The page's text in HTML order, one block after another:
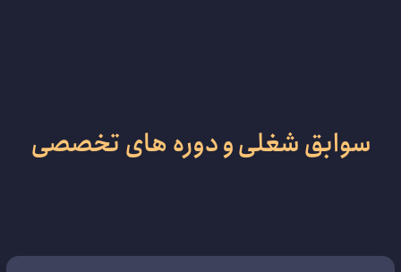
سوابق شغلی و دوره های تخصصی